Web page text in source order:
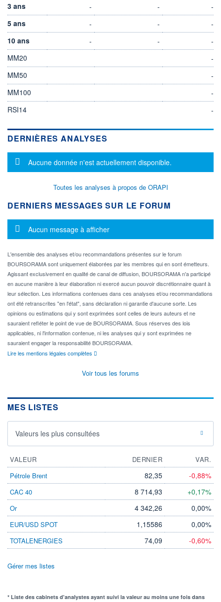
3 ans
- -
-
5 ans
- -
-
10 ans
- -
-
MM20
-
MM50
-
MM100
-
RSI14
-
DERNIÈRES ANALYSES
Message d'information
Aucune donnée n'est actuellement disponible.
Toutes les analyses à propos de ORAPI
DERNIERS MESSAGES SUR LE FORUM
Message d'information
Aucun message à afficher
L'ensemble des analyses et/ou recommandations présentes sur le forum
BOURSORAMA sont uniquement élaborées par les membres qui en sont émetteurs.
Agissant exclusivement en qualité de canal de diffusion, BOURSORAMA n'a participé
en aucune manière à leur élaboration ni exercé aucun pouvoir discrétionnaire quant à
leur sélection. Les informations contenues dans ces analyses et/ou recommandations
ont été retranscrites "en l'état", sans déclaration ni garantie d'aucune sorte. Les
opinions ou estimations qui y sont exprimées sont celles de leurs auteurs et ne
sauraient refléter le point de vue de BOURSORAMA. Sous réserves des lois
applicables, ni l'information contenue, ni les analyses qui y sont exprimées ne
sauraient engager la responsabilité BOURSORAMA.
Lire les mentions légales complètes
Voir tous les forums
MES LISTES
Valeurs les plus consultées
VALEUR DERNIER
VAR.
Pétrole Brent
82,35 -0,88%
CAC 40 8 714,93 +0,17%
Or 4 342,26 0,00%
EUR/USD SPOT 1,15586 0,00%
TOTALENERGIES 74,09 -0,60%
Gérer mes listes
* Liste des cabinets d'analystes ayant suivi la valeur au moins une fois dans